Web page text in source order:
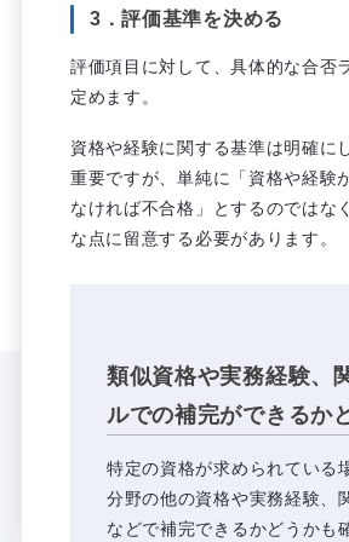
3．評価基準を決める
評価項目に対して、具体的な合否
定めます。
資格や経験に関する基準は明確に
重要ですが、単純に「資格や経験
なければ不合格」とするのではな
な点に留意する必要があります。
類似資格や実務経験、
ルでの補完ができるか
特定の資格が求められている
分野の他の資格や実務経験、
などで補完できるかどうかも